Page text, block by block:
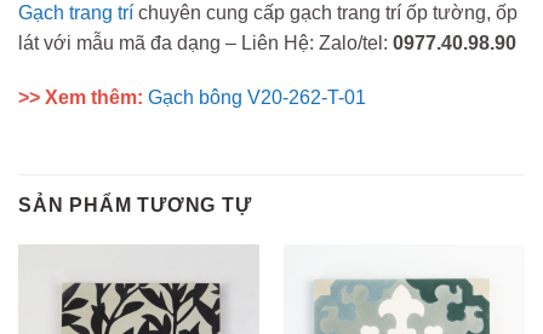
Gạch trang trí chuyên cung cấp gạch trang trí ốp tường, ốp
lát với mẫu mã đa dạng – Liên Hệ: Zalo/tel: 0977.40.98.90
>> Xem thêm: Gạch bông V20-262-T-01
SẢN PHẨM TƯƠNG TỰ